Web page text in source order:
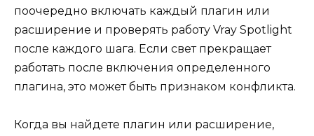
поочередно включать каждый плагин или
расширение и проверять работу Vray Spotlight
после каждого шага. Если свет прекращает
работать после включения определенного
плагина, это может быть признаком конфликта.
Когда вы найдете плагин или расширение,